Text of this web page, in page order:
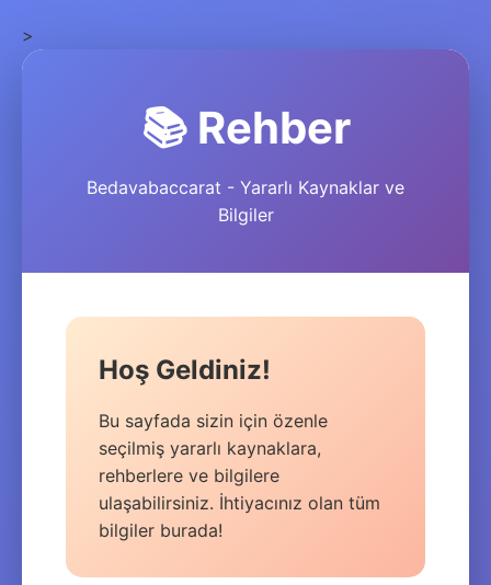
>
📚 Rehber
Bedavabaccarat - Yararlı Kaynaklar ve
Bilgiler
Hoş Geldiniz!
Bu sayfada sizin için özenle
seçilmiş yararlı kaynaklara,
rehberlere ve bilgilere
ulaşabilirsiniz. İhtiyacınız olan tüm
bilgiler burada!